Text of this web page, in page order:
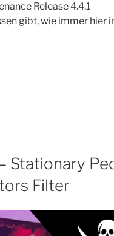
Release 4.4.1
gibt, wie immer hier
Stationary
Filter